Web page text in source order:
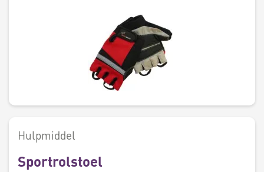
Hulpmiddel
Sportrolstoel